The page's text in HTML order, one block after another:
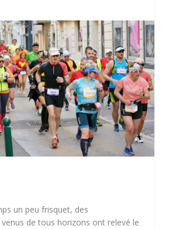
un peu frisquet, des
de tous horizons ont relevé le